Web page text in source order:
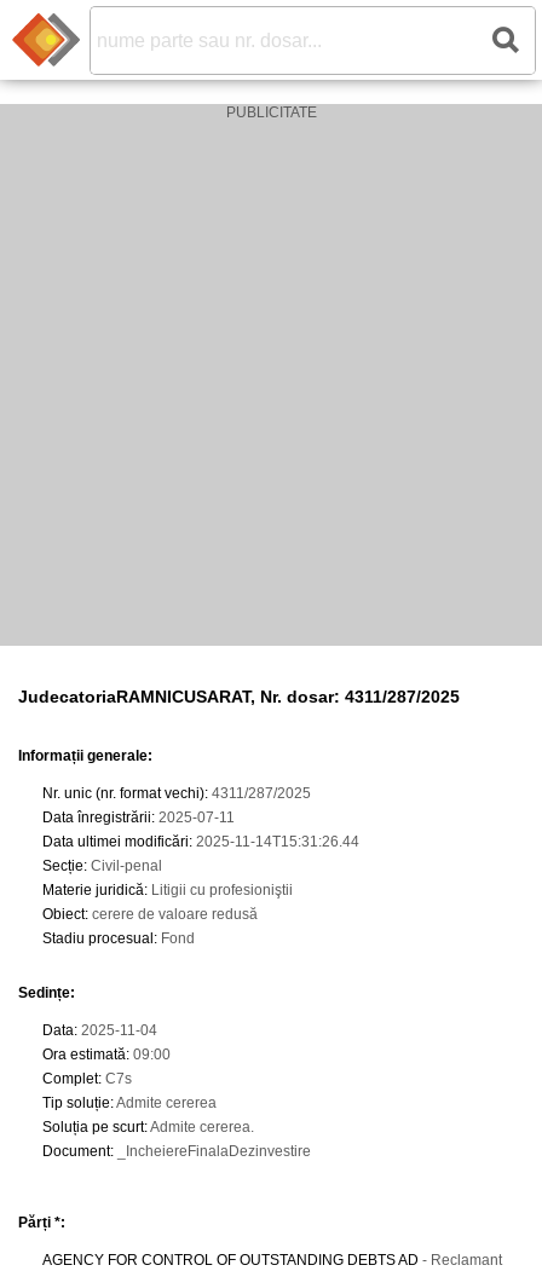
JudecatoriaRAMNICUSARAT, Nr. dosar: 4311/287/2025
Informații generale:
Nr. unic (nr. format vechi): 4311/287/2025
Data înregistrării: 2025-07-11
Data ultimei modificări: 2025-11-14T15:31:26.44
Secție: Civil-penal
Materie juridică: Litigii cu profesioniştii
Obiect: cerere de valoare redusă
Stadiu procesual : Fond
Sedințe:
Data: 2025-11-04
Ora estimată: 09:00
Complet: C7s
Tip soluție:Admite cererea
Soluția pe scurt:Admite cererea.
Document: _IncheiereFinalaDezinvestire
Părți *:
AGENCY FOR CONTROL OF OUTSTANDING DEBTS AD - Reclamant